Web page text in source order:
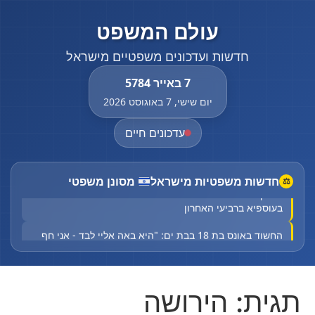
7 באייר 5784
יום שישי, 7 באוגוסט 2026
עולם המשפט
חדשות ועדכונים משפטיים מישראל
עדכונים חיים
⚖ חדשות משפטיות מישראל מסונן משפטי
בעוספיא ברביעי האחרון
החשוד באונס בת 18 בבת ים: "היא באה אליי לבד - אני חף
Court halts Knesset Finance C'ttee transfers
תגית: הירושה